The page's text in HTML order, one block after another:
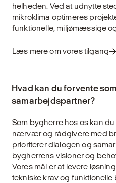
helheden. Ved at udnytte
mikroklima optimeres
funktionelle, miljømæssige
Læs mere om vores tilgang
Hvad kan du forvente
samarbejdspartner?
Som bygherre hos os kan
nærvær og rådgivere med
prioriterer dialogen og
bygherrens visioner og
Vores mål er at levere
tekniske krav og funktionelle